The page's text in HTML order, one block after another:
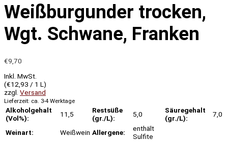
Weißburgunder trocken,
Wgt. Schwane, Franken
€9,70
Inkl. MwSt.
(€12,93 / 1 L)
zzgl. Versand
Lieferzeit: ca. 3-4 Werktage
Alkoholgehalt
(Vol%):
11,5
Restsüße
(gr./L):
5,0
Säuregehalt
(gr./L):
7,0
Weinart: Weißwein Allergene:
enthält
Sulfite